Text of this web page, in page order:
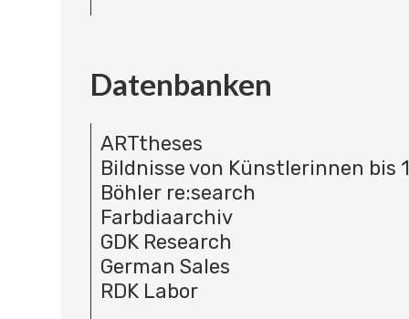
Datenbanken
ARTtheses
Bildnisse von Künstlerinnen bis
Böhler re:search
Farbdiaarchiv
GDK Research
German Sales
RDK Labor